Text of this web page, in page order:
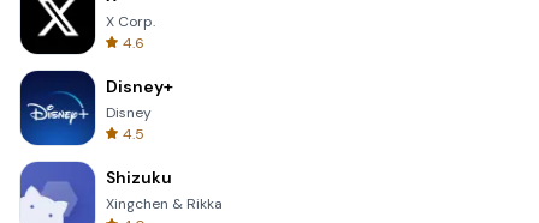
X Corp.
4.6
Disney+
Disney
4.5
Shizuku
Xingchen & Rikka